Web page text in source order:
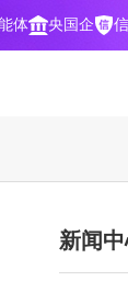
体 央国企
新闻